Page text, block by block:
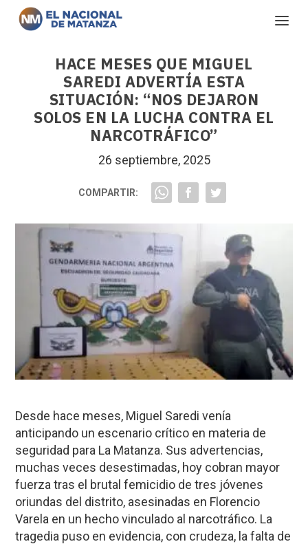
HACE MESES QUE MIGUEL
SAREDI ADVERTÍA ESTA
SITUACIÓN: “NOS DEJARON
SOLOS EN LA LUCHA CONTRA EL
NARCOTRÁFICO”
26 septiembre, 2025
COMPARTIR:
Desde hace meses, Miguel Saredi venía
anticipando un escenario crítico en materia de
seguridad para La Matanza. Sus advertencias,
muchas veces desestimadas, hoy cobran mayor
fuerza tras el brutal femicidio de tres jóvenes
oriundas del distrito, asesinadas en Florencio
Varela en un hecho vinculado al narcotráfico. La
tragedia puso en evidencia, con crudeza, la falta de